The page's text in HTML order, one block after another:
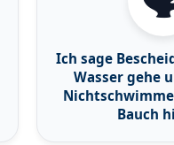
Ich sage
Wasser gehe
Bauch